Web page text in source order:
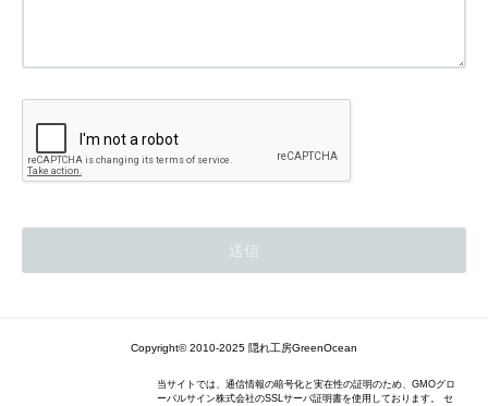
Copyright© 2010-2025 隠れ工房GreenOcean
当サイトでは、通信情報の暗号化と実在性の証明のため、GMOグロ
ーバルサイン株式会社のSSLサーバ証明書を使用しております。 セ